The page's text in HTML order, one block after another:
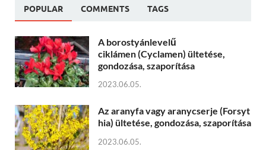
POPULAR COMMENTS TAGS
A borostyánlevelű
ciklámen (Cyclamen) ültetése,
gondozása, szaporítása
2023.06.05.
Az aranyfa vagy aranycserje (Forsyt
hia) ültetése, gondozása, szaporítása
2023.06.05.